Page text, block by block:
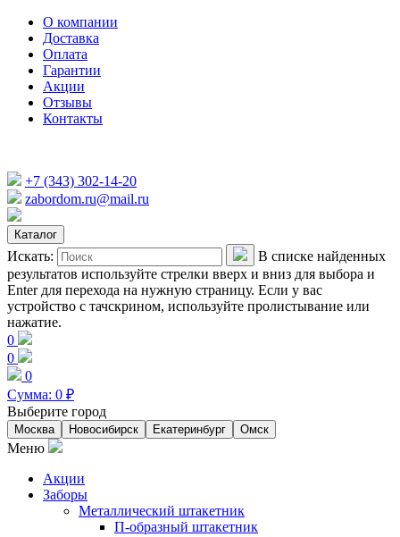
О компании
Доставка
Оплата
Гарантии
Акции
Отзывы
Контакты
+7 (343) 302-14-20
zabordom.ru@mail.ru
Каталог
Искать:
В списке найденных
результатов используйте стрелки вверх и вниз для выбора и
Enter для перехода на нужную страницу. Если у вас
устройство с тачскрином, используйте пролистывание или
нажатие.
0
0
0
Сумма: 0 ₽
Выберите город
Москва Новосибирск Екатеринбург Омск
Меню
Акции
Заборы
Металлический штакетник
П-образный штакетник